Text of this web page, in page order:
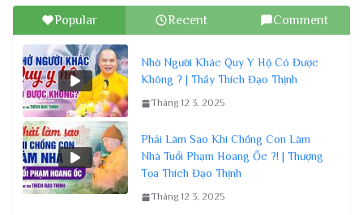
Popular Recent Comment
Nhờ Người Khác Quy Y Hộ Có Được
Không ? | Thầy Thích Đạo Thịnh
Tháng 12 3, 2025
Phải Làm Sao Khi Chồng Con Làm
Nhà Tuổi Phạm Hoang Ốc ?! | Thượng
Tọa Thích Đạo Thịnh
Tháng 12 3, 2025